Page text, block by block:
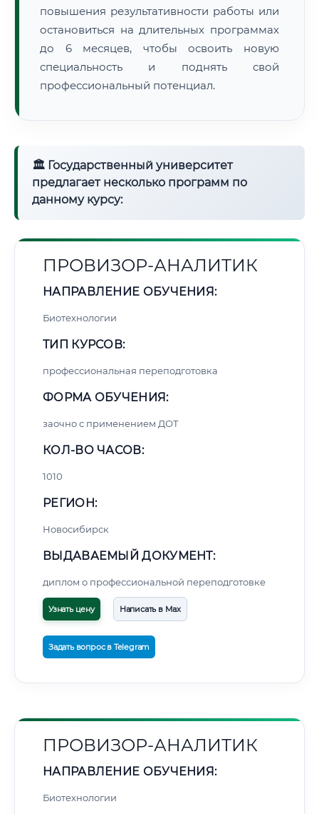
повышения результативности работы или
остановиться на длительных программах
до 6 месяцев, чтобы освоить новую
специальность и поднять свой
профессиональный потенциал.
🏛 Государственный университет
предлагает несколько программ по
данному курсу:
ПРОВИЗОР-АНАЛИТИК
НАПРАВЛЕНИЕ ОБУЧЕНИЯ:
Биотехнологии
ТИП КУРСОВ:
профессиональная переподготовка
ФОРМА ОБУЧЕНИЯ:
заочно с применением ДОТ
КОЛ-ВО ЧАСОВ:
1010
РЕГИОН:
Новосибирск
ВЫДАВАЕМЫЙ ДОКУМЕНТ:
диплом о профессиональной переподготовке
Узнать цену Написать в Max
Задать вопрос в Telegram
ПРОВИЗОР-АНАЛИТИК
НАПРАВЛЕНИЕ ОБУЧЕНИЯ:
Биотехнологии